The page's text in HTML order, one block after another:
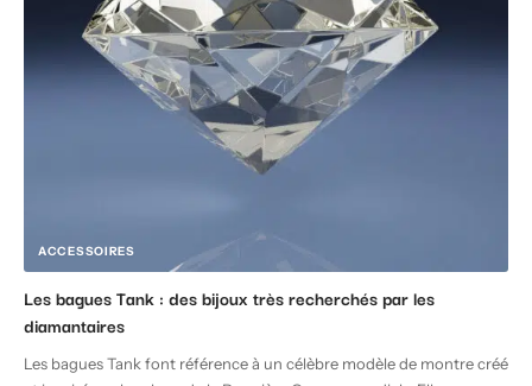
ACCESSOIRES
Les bagues Tank : des bijoux très recherchés par les
diamantaires
Les bagues Tank font référence à un célèbre modèle de montre créé